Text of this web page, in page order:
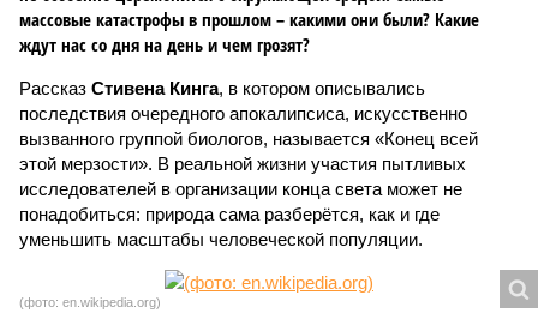
массовые катастрофы в прошлом – какими они были? Какие
ждут нас со дня на день и чем грозят?
Рассказ Стивена Кинга, в котором описывались
последствия очередного апокалипсиса, искусственно
вызванного группой биологов, называется «Конец всей
этой мерзости». В реальной жизни участия пытливых
исследователей в организации конца света может не
понадобиться: природа сама разберётся, как и где
уменьшить масштабы человеческой популяции.
(фото: en.wikipedia.org)